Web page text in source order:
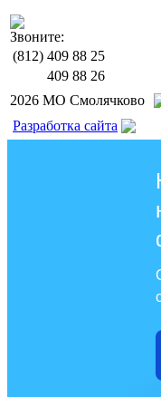
Звоните:
(812) 409 88 25
409 88 26
2026 МО Смолячково
Разработка сайта